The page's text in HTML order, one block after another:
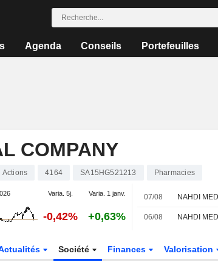
Agenda Conseils Portefeuilles
COMPANY
Actions 4164 SA15HG521213 Pharmacies
Varia. 5j. Varia. 1 janv.
-0,42% +0,63%
07/08
06/08
Société Finances Valorisation